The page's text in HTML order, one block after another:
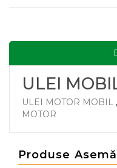
ULEI
ULEI MOTOR MOBIL ,
MOTOR
Produse